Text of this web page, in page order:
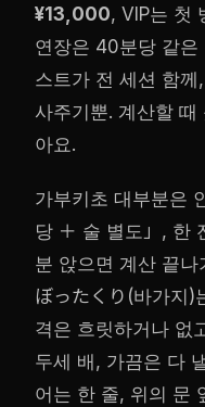
¥13,000, VIP는 첫
연장은 40분당 같은
스트가 전 세션 함께,
사주기뿐. 계산할
아요.
가부키초 대부분은
당 ＋ 술 별도」, 한
분 앉으면 계산 끝
ぼったくり(바가지)
격은 흐릿하거나 없
두세 배, 가끔은 다
어는 한 줄, 위의 문